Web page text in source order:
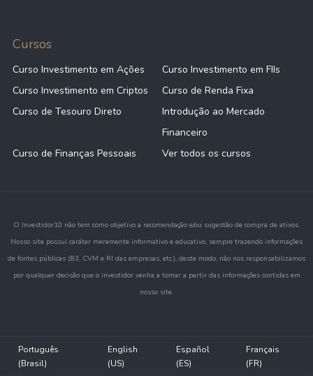
Cursos
Curso Investimento em Ações
Curso Investimento em FIIs
Curso Investimento em Criptos
Curso de Renda Fixa
Curso de Tesouro Direto
Introdução ao Mercado
Financeiro
Curso de Finanças Pessoais
Ver todos os cursos
O Investidor10 não tem como objetivo a recomendação e/ou sugestão de compra de ativos.
Nosso site possui caráter meramente informativo e educativo, sempre trazendo informações
de fontes públicas (B3, CVM e RI das empresas, etc.), deste modo, não nos responsabilizamos
por qualquer decisão que o investidor venha a tomar a partir das informações contidas em
nosso site.
Português
(Brasil)
English
(US)
Español
(ES)
Français
(FR)